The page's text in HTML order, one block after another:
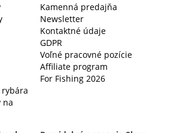
na
Kamenná predajňa
Newsletter
Kontaktné údaje
GDPR
Voľné pracovné pozície
Affiliate program
For Fishing 2026